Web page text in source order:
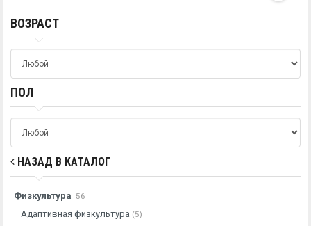
ВОЗРАСТ
ПОЛ
НАЗАД В КАТАЛОГ
Физкультура 56
Адаптивная физкультура (5)